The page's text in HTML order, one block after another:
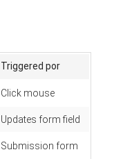
Triggered por
Click mouse
Updates form field
Submission form